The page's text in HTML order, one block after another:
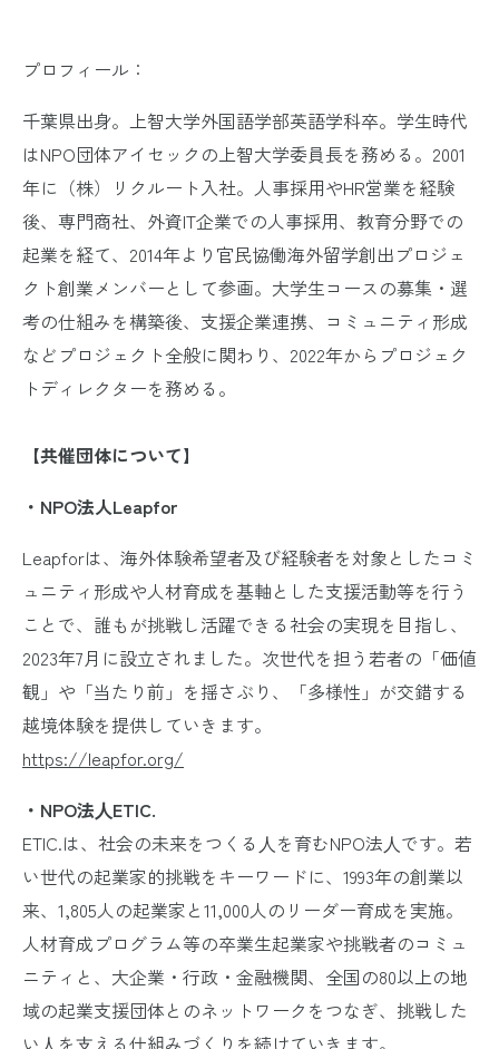
プロフィール：
千葉県出身。上智大学外国語学部英語学科卒。学生時代
はNPO団体アイセックの上智大学委員長を務める。2001
年に（株）リクルート入社。人事採用やHR営業を経験
後、専門商社、外資IT企業での人事採用、教育分野での
起業を経て、2014年より官民協働海外留学創出プロジェ
クト創業メンバーとして参画。大学生コースの募集・選
考の仕組みを構築後、支援企業連携、コミュニティ形成
などプロジェクト全般に関わり、2022年からプロジェク
トディレクターを務める。
【共催団体について】
・NPO法人Leapfor
Leapforは、海外体験希望者及び経験者を対象としたコミ
ュニティ形成や人材育成を基軸とした支援活動等を行う
ことで、誰もが挑戦し活躍できる社会の実現を目指し、
2023年7月に設立されました。次世代を担う若者の「価値
観」や「当たり前」を揺さぶり、「多様性」が交錯する
越境体験を提供していきます。
https://leapfor.org/
・NPO法⼈ETIC.
ETIC.は、社会の未来をつくる⼈を育むNPO法⼈です。若
い世代の起業家的挑戦をキーワードに、1993年の創業以
来、1,805人の起業家と11,000人のリーダー育成を実施。
人材育成プログラム等の卒業生起業家や挑戦者のコミュ
ニティと、大企業・行政・金融機関、全国の80以上の地
域の起業支援団体とのネットワークをつなぎ、挑戦した